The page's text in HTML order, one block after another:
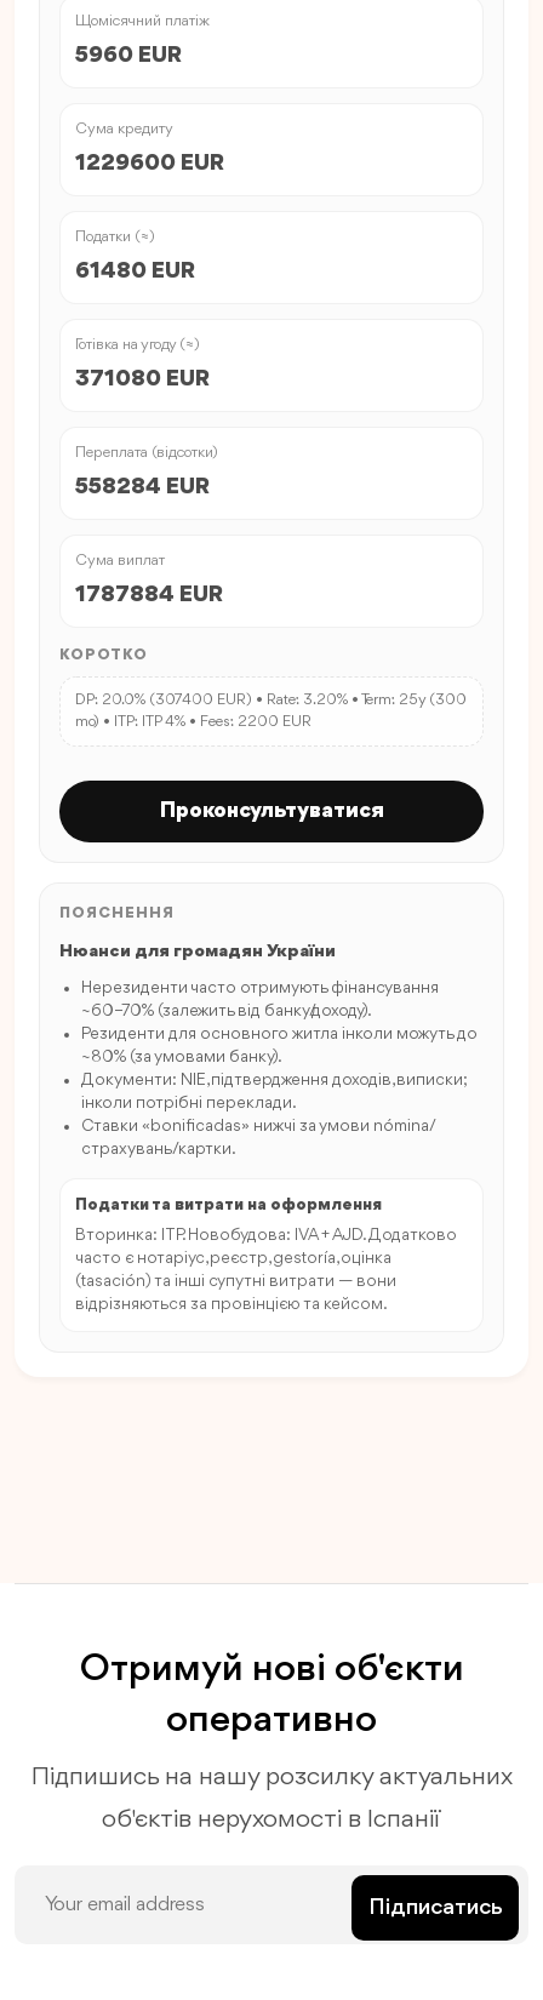
Щомісячний платіж
5960 EUR
Сума кредиту
1229600 EUR
Податки (≈)
61480 EUR
Готівка на угоду (≈)
371080 EUR
Переплата (відсотки)
558284 EUR
Сума виплат
1787884 EUR
КОРОТКО
DP: 20.0% (307400 EUR) • Rate: 3.20% • Term: 25y (300
mo) • ITP: ITP 4% • Fees: 2200 EUR
Проконсультуватися
ПОЯСНЕННЯ
Нюанси для громадян України
Нерезиденти часто отримують фінансування
~60–70% (залежить від банку/доходу).
Резиденти для основного житла інколи можуть до
~80% (за умовами банку).
Документи: NIE, підтвердження доходів, виписки;
інколи потрібні переклади.
Ставки «bonificadas» нижчі за умови nómina/
страхувань/картки.
Податки та витрати на оформлення
Вторинка: ITP. Новобудова: IVA + AJD. Додатково
часто є нотаріус, реєстр, gestoría, оцінка
(tasación) та інші супутні витрати — вони
відрізняються за провінцією та кейсом.
Отримуй нові об'єкти
оперативно
Підпишись на нашу розсилку актуальних
об'єктів нерухомості в Іспанії
Підписатись